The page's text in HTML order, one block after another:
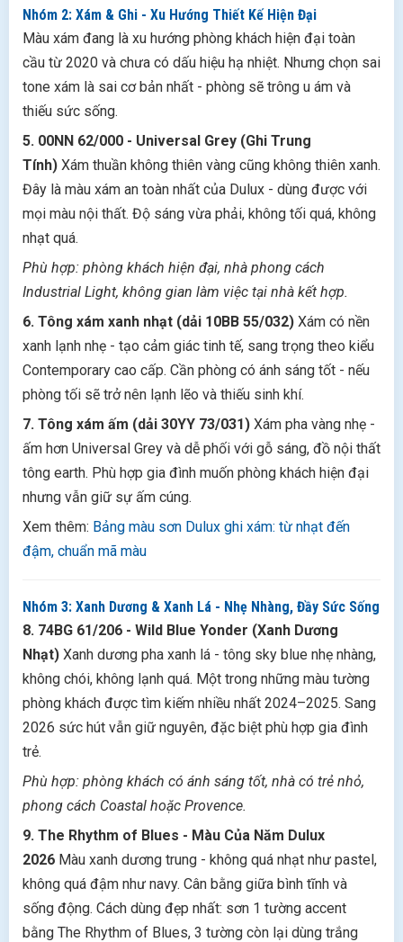
Nhóm 2: Xám & Ghi - Xu Hướng Thiết Kế Hiện Đại
Màu xám đang là xu hướng phòng khách hiện đại toàn
cầu từ 2020 và chưa có dấu hiệu hạ nhiệt. Nhưng chọn sai
tone xám là sai cơ bản nhất - phòng sẽ trông u ám và
thiếu sức sống.
5. 00NN 62/000 - Universal Grey (Ghi Trung
Tính) Xám thuần không thiên vàng cũng không thiên xanh.
Đây là màu xám an toàn nhất của Dulux - dùng được với
mọi màu nội thất. Độ sáng vừa phải, không tối quá, không
nhạt quá.
Phù hợp: phòng khách hiện đại, nhà phong cách
Industrial Light, không gian làm việc tại nhà kết hợp.
6. Tông xám xanh nhạt (dải 10BB 55/032) Xám có nền
xanh lạnh nhẹ - tạo cảm giác tinh tế, sang trọng theo kiểu
Contemporary cao cấp. Cần phòng có ánh sáng tốt - nếu
phòng tối sẽ trở nên lạnh lẽo và thiếu sinh khí.
7. Tông xám ấm (dải 30YY 73/031) Xám pha vàng nhẹ -
ấm hơn Universal Grey và dễ phối với gỗ sáng, đồ nội thất
tông earth. Phù hợp gia đình muốn phòng khách hiện đại
nhưng vẫn giữ sự ấm cúng.
Xem thêm: Bảng màu sơn Dulux ghi xám: từ nhạt đến
đậm, chuẩn mã màu
Nhóm 3: Xanh Dương & Xanh Lá - Nhẹ Nhàng, Đầy Sức Sống
8. 74BG 61/206 - Wild Blue Yonder (Xanh Dương
Nhạt) Xanh dương pha xanh lá - tông sky blue nhẹ nhàng,
không chói, không lạnh quá. Một trong những màu tường
phòng khách được tìm kiếm nhiều nhất 2024–2025. Sang
2026 sức hút vẫn giữ nguyên, đặc biệt phù hợp gia đình
trẻ.
Phù hợp: phòng khách có ánh sáng tốt, nhà có trẻ nhỏ,
phong cách Coastal hoặc Provence.
9. The Rhythm of Blues - Màu Của Năm Dulux
2026 Màu xanh dương trung - không quá nhạt như pastel,
không quá đậm như navy. Cân bằng giữa bình tĩnh và
sống động. Cách dùng đẹp nhất: sơn 1 tường accent
bằng The Rhythm of Blues, 3 tường còn lại dùng trắng